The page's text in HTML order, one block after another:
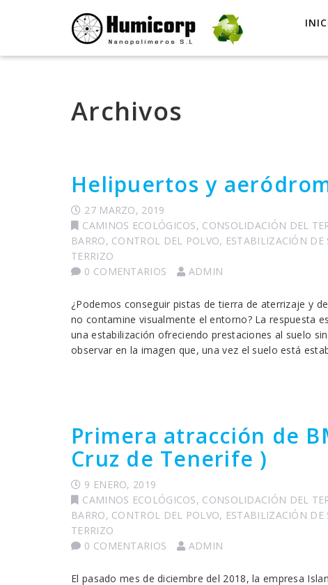
Archivos
Helipuertos y
27 MARZO, 2019
CAMINOS ECOLÓGICOS, CONSOLIDACIÓN DEL
BARRO, CONTROL DEL POLVO, ESTABILIZACIÓN DE
TERRIZO
0 COMENTARIOS
ADMIN
¿Podemos conseguir pistas de tierra de aterrizaje y
no contamine visualmente el entorno? La respuesta
una estabilización ofreciendo prestaciones al suelo
observar en la imagen que, una vez el suelo está
Primera atracción de
Cruz de Tenerife )
9 ENERO, 2019
CAMINOS ECOLÓGICOS, CONSOLIDACIÓN DEL
BARRO, CONTROL DEL POLVO, ESTABILIZACIÓN DE
TERRIZO
0 COMENTARIOS
ADMIN
El pasado mes de diciembre del 2018, la empresa